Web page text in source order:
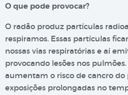
O que pode provocar?
O radão produz partículas
respiramos. Essas partículas
nossas vias respiratórias e aí
provocando lesões nos pulmões.
aumentam o risco de cancro do
exposições prolongadas no